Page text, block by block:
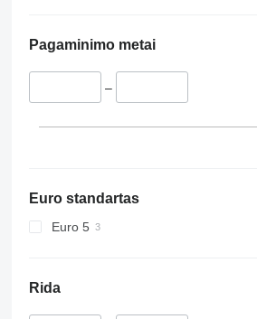
Pagaminimo metai
–
Euro standartas
Euro 5
Rida